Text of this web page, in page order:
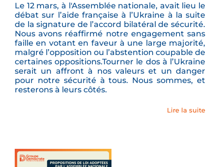
Le 12 mars, à l'Assemblée nationale, avait lieu le
débat sur l’aide française à l’Ukraine à la suite
de la signature de l’accord bilatéral de sécurité.
Nous avons réaffirmé notre engagement sans
faille en votant en faveur à une large majorité,
malgré l’opposition ou l’abstention coupable de
certaines oppositions.Tourner le dos à l’Ukraine
serait un affront à nos valeurs et un danger
pour notre sécurité à tous. Nous sommes, et
resterons à leurs côtés.
Lire la suite